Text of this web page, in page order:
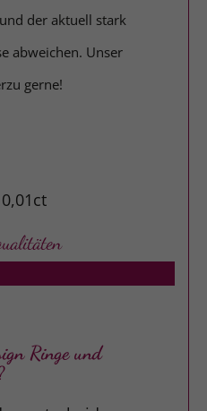
der aktuell stark
abweichen. Unser
gerne!
Ringe und